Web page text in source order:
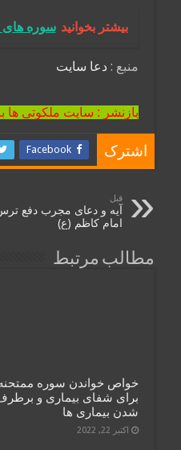
بیشتر بخوانید سوره‌ های
منبع :دعا سایت
بازنشر : سایت ملکوتی ها
اشترک Facebook
قبل
آیه و دعای مجرب دفع ترس
امام کاظم (ع)
مطالب مرتبط
خواص خواندن سوره
برای شفای بیماری و
شدن بیماری ها
اکتبر 22, 2022